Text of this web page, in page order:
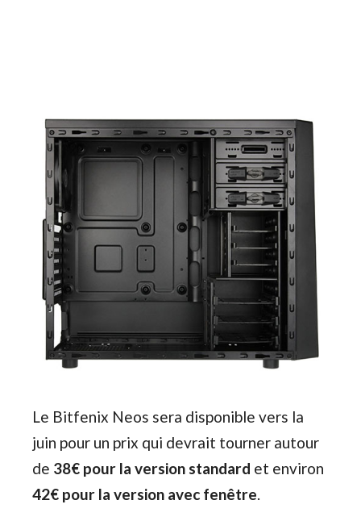
Le Bitfenix Neos sera disponible vers la
juin pour un prix qui devrait tourner autour
de 38€ pour la version standard et environ
42€ pour la version avec fenêtre.